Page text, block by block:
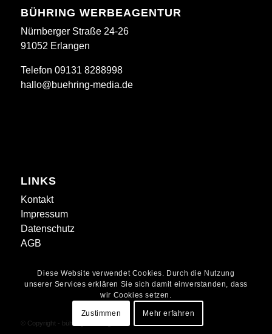
BÜHRING WERBEAGENTUR
Nürnberger Straße 24-26
91052 Erlangen
Telefon 09131 8288998
hallo@buehring-media.de
LINKS
Kontakt
Impressum
Datenschutz
AGB
© Copyright - bühring werbeagentur
Diese Website verwendet Cookies. Durch die Nutzung
unserer Services erklären Sie sich damit einverstanden, dass
wir Cookies setzen.
Zustimmen Mehr erfahren